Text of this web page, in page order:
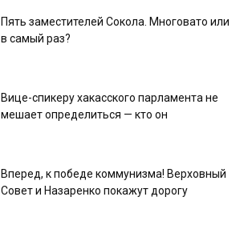
Пять заместителей Сокола. Многовато или
в самый раз?
Вице-спикеру хакасского парламента не
мешает определиться — кто он
Вперед, к победе коммунизма! Верховный
Совет и Назаренко покажут дорогу